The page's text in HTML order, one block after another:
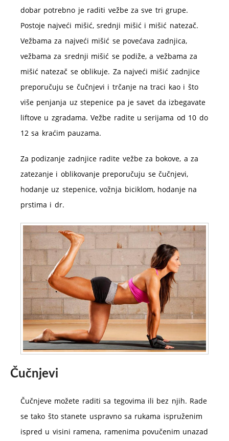
dobar potrebno je raditi vežbe za sve tri grupe.
Postoje najveći mišić, srednji mišić i mišić natezač.
Vežbama za najveći mišić se povećava zadnjica,
vežbama za srednji mišić se podiže, a vežbama za
mišić natezač se oblikuje. Za najveći mišić zadnjice
preporučuju se čučnjevi i trčanje na traci kao i što
više penjanja uz stepenice pa je savet da izbegavate
liftove u zgradama. Vežbe radite u serijama od 10 do
12 sa kraćim pauzama.
Za podizanje zadnjice radite vežbe za bokove, a za
zatezanje i oblikovanje preporučuju se čučnjevi,
hodanje uz stepenice, vožnja biciklom, hodanje na
prstima i dr.
Čučnjevi
Čučnjeve možete raditi sa tegovima ili bez njih. Rade
se tako što stanete uspravno sa rukama ispruženim
ispred u visini ramena, ramenima povučenim unazad